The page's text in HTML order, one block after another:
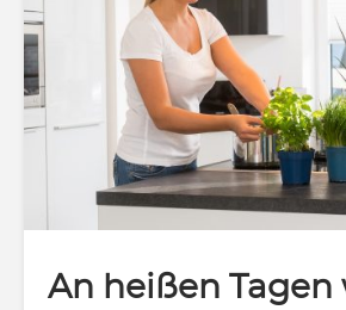
An heißen Tagen